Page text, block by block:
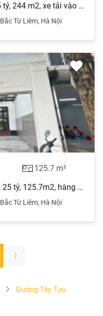
Bán nhà riêng tại Tây Tựu, 7,5 tỷ, 244 m2, xe tải vào nhà.
Bắc Từ Liêm, Hà Nội
125.7 m²
Bán nhà mặt phố tại Tây Tựu, 25 tỷ, 125.7m2, hàng hiếm view đẹp
Bắc Từ Liêm, Hà Nội
⟩
Đường Tây Tựu